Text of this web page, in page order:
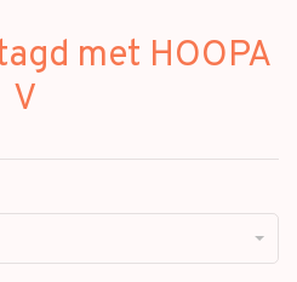
met HOOPA
V